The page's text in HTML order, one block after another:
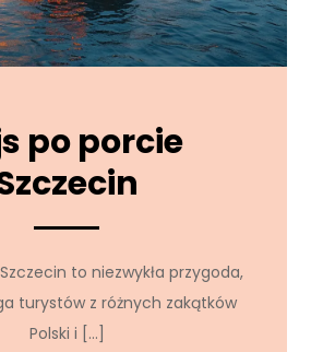
po porcie
to niezwykła przygoda,
turystów z różnych zakątków
Polski i […]